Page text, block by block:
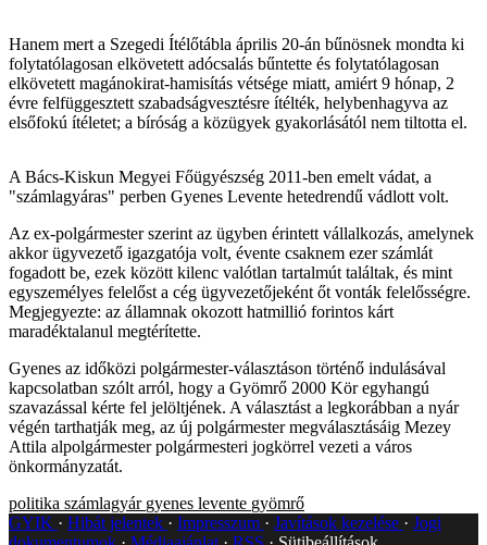
Hanem mert a Szegedi Ítélőtábla április 20-án bűnösnek mondta ki
folytatólagosan elkövetett adócsalás bűntette és folytatólagosan
elkövetett magánokirat-hamisítás vétsége miatt, amiért 9 hónap, 2
évre felfüggesztett szabadságvesztésre ítélték, helybenhagyva az
elsőfokú ítéletet; a bíróság a közügyek gyakorlásától nem tiltotta el.
A Bács-Kiskun Megyei Főügyészség 2011-ben emelt vádat, a
"számlagyáras" perben Gyenes Levente hetedrendű vádlott volt.
Az ex-polgármester szerint az ügyben érintett vállalkozás, amelynek
akkor ügyvezető igazgatója volt, évente csaknem ezer számlát
fogadott be, ezek között kilenc valótlan tartalmút találtak, és mint
egyszemélyes felelőst a cég ügyvezetőjeként őt vonták felelősségre.
Megjegyezte: az államnak okozott hatmillió forintos kárt
maradéktalanul megtérítette.
Gyenes az időközi polgármester-választáson történő indulásával
kapcsolatban szólt arról, hogy a Gyömrő 2000 Kör egyhangú
szavazással kérte fel jelöltjének. A választást a legkorábban a nyár
végén tarthatják meg, az új polgármester megválasztásáig Mezey
Attila alpolgármester polgármesteri jogkörrel vezeti a város
önkormányzatát.
politika számlagyár gyenes levente gyömrő
GYIK
Hibát jelentek Impresszum Javítások kezelése
Jogi